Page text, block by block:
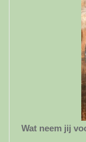
Wat neem jij